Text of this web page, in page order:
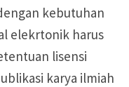
kebutuhan
elekrtonik harus
lisensi
karya ilmiah